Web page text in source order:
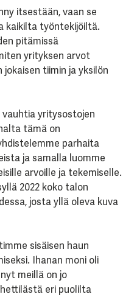
itsestään, vaan se
kaikilta työntekijöiltä.
pitämissä
yrityksen arvot
tiimin ja yksilön
yritysostojen
tämä on
parhaita
ja samalla luomme
arvoille ja tekemiselle.
2022 koko talon
josta yllä oleva kuva
sisäisen haun
Ihanan moni oli
meillä on jo
eri puolilta